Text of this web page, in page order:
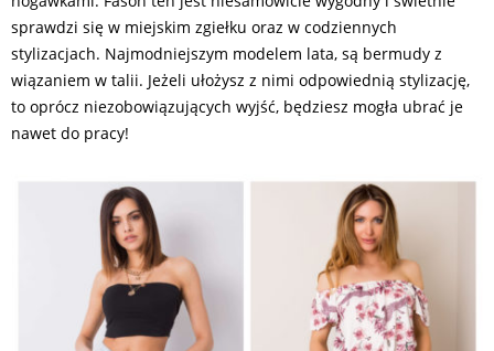
sprawdzi się w miejskim zgiełku oraz w codziennych
stylizacjach. Najmodniejszym modelem lata, są bermudy z
wiązaniem w talii. Jeżeli ułożysz z nimi odpowiednią stylizację,
to oprócz niezobowiązujących wyjść, będziesz mogła ubrać je
nawet do pracy!